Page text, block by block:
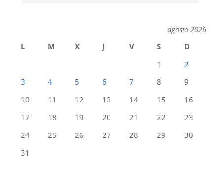
agosto 2026
L
M X J V S
D
1
2
3
4 5 6 7 8
9
10
11 12 13 14 15
16
17
18 19 20 21 22
23
24
25 26 27 28 29
30
31